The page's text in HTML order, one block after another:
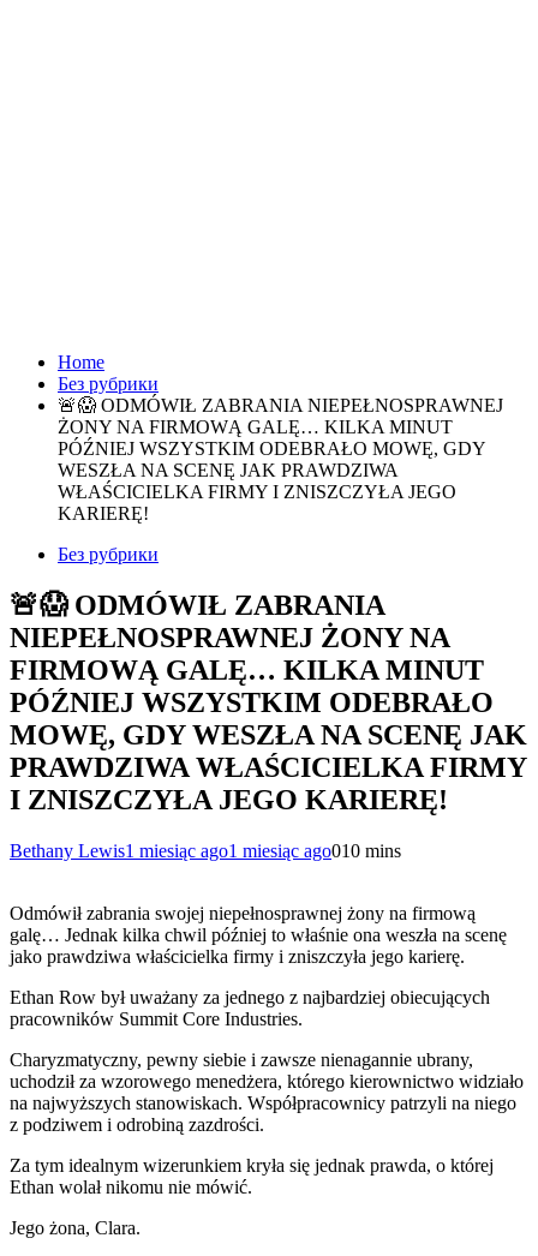
Home
Без рубрики
🚨😱 ODMÓWIŁ ZABRANIA NIEPEŁNOSPRAWNEJ
ŻONY NA FIRMOWĄ GALĘ… KILKA MINUT
PÓŹNIEJ WSZYSTKIM ODEBRAŁO MOWĘ, GDY
WESZŁA NA SCENĘ JAK PRAWDZIWA
WŁAŚCICIELKA FIRMY I ZNISZCZYŁA JEGO
KARIERĘ!
Без рубрики
🚨😱 ODMÓWIŁ ZABRANIA
NIEPEŁNOSPRAWNEJ ŻONY NA
FIRMOWĄ GALĘ… KILKA MINUT
PÓŹNIEJ WSZYSTKIM ODEBRAŁO
MOWĘ, GDY WESZŁA NA SCENĘ JAK
PRAWDZIWA WŁAŚCICIELKA FIRMY
I ZNISZCZYŁA JEGO KARIERĘ!
Bethany Lewis1 miesiąc ago1 miesiąc ago010 mins
Odmówił zabrania swojej niepełnosprawnej żony na firmową
galę… Jednak kilka chwil później to właśnie ona weszła na scenę
jako prawdziwa właścicielka firmy i zniszczyła jego karierę.
Ethan Row był uważany za jednego z najbardziej obiecujących
pracowników Summit Core Industries.
Charyzmatyczny, pewny siebie i zawsze nienagannie ubrany,
uchodził za wzorowego menedżera, którego kierownictwo widziało
na najwyższych stanowiskach. Współpracownicy patrzyli na niego
z podziwem i odrobiną zazdrości.
Za tym idealnym wizerunkiem kryła się jednak prawda, o której
Ethan wolał nikomu nie mówić.
Jego żona, Clara.